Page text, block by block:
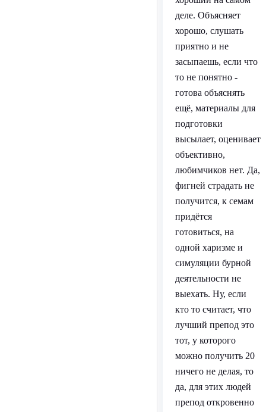
деле. Объясняет
хорошо, слушать
приятно и не
засыпаешь, если что
то не понятно -
готова объяснять
ещё, материалы для
подготовки
высылает, оценивает
объективно,
любимчиков нет. Да,
фигней страдать не
получится, к семам
придётся
готовиться, на
одной харизме и
симуляции бурной
деятельности не
выехать. Ну, если
кто то считает, что
лучший препод это
тот, у которого
можно получить 20
ничего не делая, то
да, для этих людей
препод откровенно